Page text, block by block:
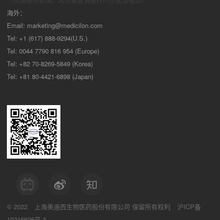
海外：
Email: marketing@medicilon.com
Tel: +1 (617) 888-9294(U.S.)
Tel: 0044 7790 816 954 (Europe)
Tel: +82 70-8269-5849 (Korea)
Tel: +81 80-4421-6898 (Japan)
© 2022 上海美迪西生物医药股份有限公司 保留所有权利
沪ICP备